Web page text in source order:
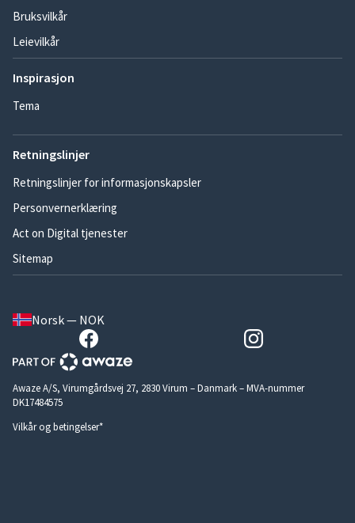
Bruksvilkår
Leievilkår
Inspirasjon
Tema
Retningslinjer
Retningslinjer for informasjonskapsler
Personvernerklæring
Act on Digital tjenester
Sitemap
Norsk — NOK
Awaze A/S, Virumgårdsvej 27, 2830 Virum – Danmark – MVA-nummer
DK17484575
Vilkår og betingelser*